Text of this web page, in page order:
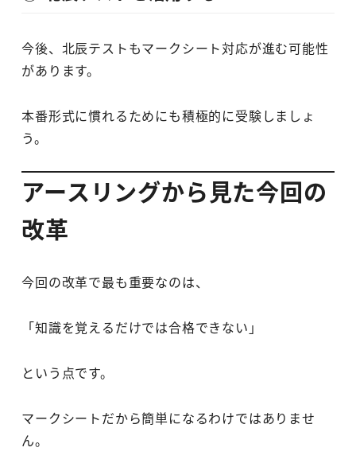
今後、北辰テストもマークシート対応が進む可能性
があります。
本番形式に慣れるためにも積極的に受験しましょ
う。
アースリングから見た今回の
改革
今回の改革で最も重要なのは、
「知識を覚えるだけでは合格できない」
という点です。
マークシートだから簡単になるわけではありませ
ん。